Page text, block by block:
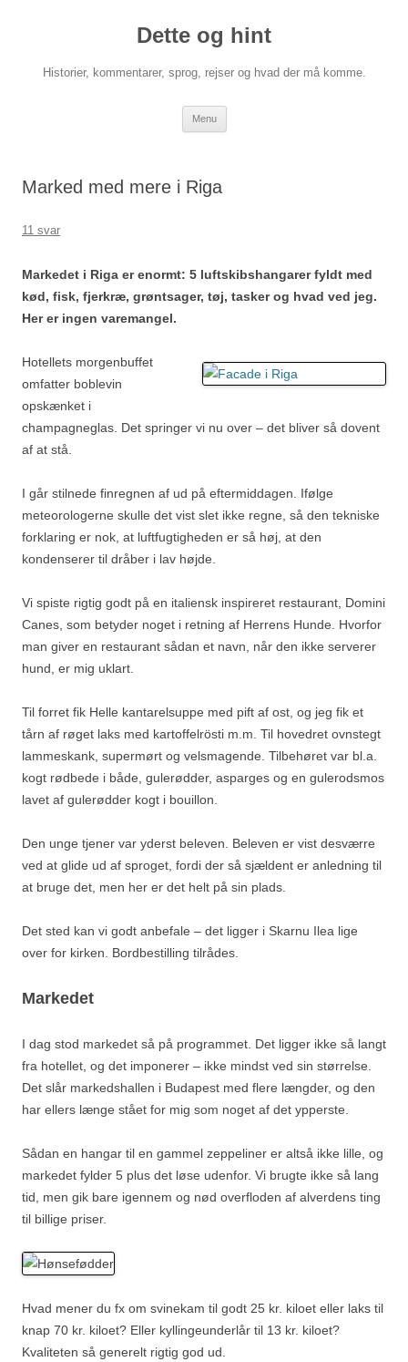
Dette og hint
Historier, kommentarer, sprog, rejser og hvad der må komme.
Menu
Marked med mere i Riga
11 svar
Markedet i Riga er enormt: 5 luftskibshangarer fyldt med
kød, fisk, fjerkræ, grøntsager, tøj, tasker og hvad ved jeg.
Her er ingen varemangel.
Hotellets morgenbuffet
omfatter boblevin
opskænket i
champagneglas. Det springer vi nu over – det bliver så dovent
af at stå.
I går stilnede finregnen af ud på eftermiddagen. Ifølge
meteorologerne skulle det vist slet ikke regne, så den tekniske
forklaring er nok, at luftfugtigheden er så høj, at den
kondenserer til dråber i lav højde.
Vi spiste rigtig godt på en italiensk inspireret restaurant, Domini
Canes, som betyder noget i retning af Herrens Hunde. Hvorfor
man giver en restaurant sådan et navn, når den ikke serverer
hund, er mig uklart.
Til forret fik Helle kantarelsuppe med pift af ost, og jeg fik et
tårn af røget laks med kartoffelrösti m.m. Til hovedret ovnstegt
lammeskank, supermørt og velsmagende. Tilbehøret var bl.a.
kogt rødbede i både, gulerødder, asparges og en gulerodsmos
lavet af gulerødder kogt i bouillon.
Den unge tjener var yderst beleven. Beleven er vist desværre
ved at glide ud af sproget, fordi der så sjældent er anledning til
at bruge det, men her er det helt på sin plads.
Det sted kan vi godt anbefale – det ligger i Skarnu Ilea lige
over for kirken. Bordbestilling tilrådes.
Markedet
I dag stod markedet så på programmet. Det ligger ikke så langt
fra hotellet, og det imponerer – ikke mindst ved sin størrelse.
Det slår markedshallen i Budapest med flere længder, og den
har ellers længe stået for mig som noget af det ypperste.
Sådan en hangar til en gammel zeppeliner er altså ikke lille, og
markedet fylder 5 plus det løse udenfor. Vi brugte ikke så lang
tid, men gik bare igennem og nød overfloden af alverdens ting
til billige priser.
Hvad mener du fx om svinekam til godt 25 kr. kiloet eller laks til
knap 70 kr. kiloet? Eller kyllingeunderlår til 13 kr. kiloet?
Kvaliteten så generelt rigtig god ud.